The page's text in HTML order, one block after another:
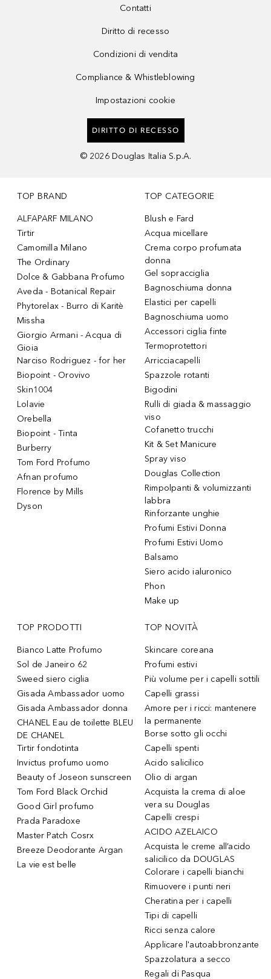
Contatti
Diritto di recesso
Condizioni di vendita
Compliance & Whistleblowing
Impostazioni cookie
DIRITTO DI RECESSO
© 2026 Douglas Italia S.p.A.
TOP BRAND
ALFAPARF MILANO
Tirtir
Camomilla Milano
The Ordinary
Dolce & Gabbana Profumo
Aveda - Botanical Repair
Phytorelax - Burro di Karitè
Missha
Giorgio Armani - Acqua di
Gioia
Narciso Rodriguez - for her
Biopoint - Orovivo
Skin1004
Lolavie
Orebella
Biopoint - Tinta
Burberry
Tom Ford Profumo
Afnan profumo
Florence by Mills
Dyson
TOP CATEGORIE
Blush e Fard
Acqua micellare
Crema corpo profumata
donna
Gel sopracciglia
Bagnoschiuma donna
Elastici per capelli
Bagnoschiuma uomo
Accessori ciglia finte
Termoprotettori
Arricciacapelli
Spazzole rotanti
Bigodini
Rulli di giada & massaggio
viso
Cofanetto trucchi
Kit & Set Manicure
Spray viso
Douglas Collection
Rimpolpanti & volumizzanti
labbra
Rinforzante unghie
Profumi Estivi Donna
Profumi Estivi Uomo
Balsamo
Siero acido ialuronico
Phon
Make up
TOP PRODOTTI
Bianco Latte Profumo
Sol de Janeiro 62
Sweed siero ciglia
Gisada Ambassador uomo
Gisada Ambassador donna
CHANEL Eau de toilette BLEU
DE CHANEL
Tirtir fondotinta
Invictus profumo uomo
Beauty of Joseon sunscreen
Tom Ford Black Orchid
Good Girl profumo
Prada Paradoxe
Master Patch Cosrx
Breeze Deodorante Argan
La vie est belle
TOP NOVITÀ
Skincare coreana
Profumi estivi
Più volume per i capelli sottili
Capelli grassi
Amore per i ricci: mantenere
la permanente
Borse sotto gli occhi
Capelli spenti
Acido salicilico
Olio di argan
Acquista la crema di aloe
vera su Douglas
Capelli crespi
ACIDO AZELAICO
Acquista le creme all’acido
salicilico da DOUGLAS
Colorare i capelli bianchi
Rimuovere i punti neri
Cheratina per i capelli
Tipi di capelli
Ricci senza calore
Applicare l'autoabbronzante
Spazzolatura a secco
Regali di Pasqua